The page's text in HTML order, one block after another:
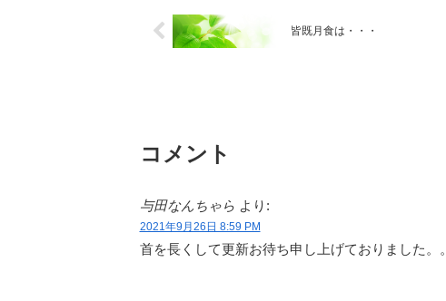
皆既月食は・・・
コメント
与田なんちゃら より:
2021年9月26日 8:59 PM
首を長くして更新お待ち申し上げておりました。。